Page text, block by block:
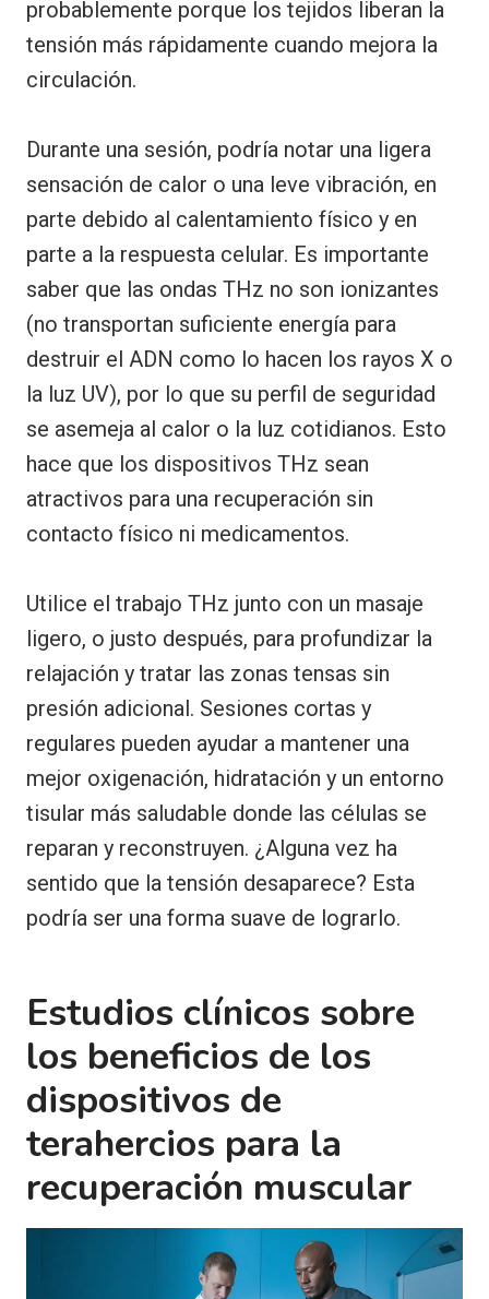
probablemente porque los tejidos liberan la
tensión más rápidamente cuando mejora la
circulación.
Durante una sesión, podría notar una ligera
sensación de calor o una leve vibración, en
parte debido al calentamiento físico y en
parte a la respuesta celular. Es importante
saber que las ondas THz no son ionizantes
(no transportan suficiente energía para
destruir el ADN como lo hacen los rayos X o
la luz UV), por lo que su perfil de seguridad
se asemeja al calor o la luz cotidianos. Esto
hace que los dispositivos THz sean
atractivos para una recuperación sin
contacto físico ni medicamentos.
Utilice el trabajo THz junto con un masaje
ligero, o justo después, para profundizar la
relajación y tratar las zonas tensas sin
presión adicional. Sesiones cortas y
regulares pueden ayudar a mantener una
mejor oxigenación, hidratación y un entorno
tisular más saludable donde las células se
reparan y reconstruyen. ¿Alguna vez ha
sentido que la tensión desaparece? Esta
podría ser una forma suave de lograrlo.
Estudios clínicos sobre
los beneficios de los
dispositivos de
terahercios para la
recuperación muscular